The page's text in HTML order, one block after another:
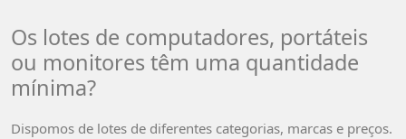
Os lotes de computadores, portáteis
ou monitores têm uma quantidade
mínima?
Dispomos de lotes de diferentes categorias, marcas e preços.